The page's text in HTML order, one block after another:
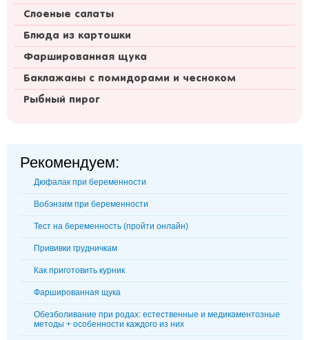
Слоеные салаты
Блюда из картошки
Фаршированная щука
Баклажаны с помидорами и чесноком
Рыбный пирог
Рекомендуем:
Дюфалак при беременности
Вобэнзим при беременности
Тест на беременность (пройти онлайн)
Прививки грудничкам
Как приготовить курник
Фаршированная щука
Обезболивание при родах: естественные и медикаментозные
методы + особенности каждого из них